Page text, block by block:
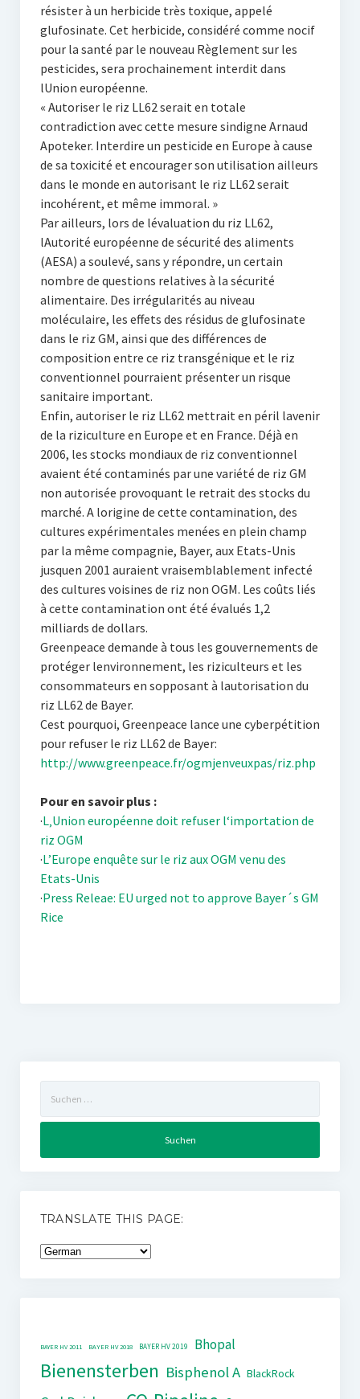
résister à un herbicide très toxique, appelé
glufosinate. Cet herbicide, considéré comme nocif
pour la santé par le nouveau Règlement sur les
pesticides, sera prochainement interdit dans
lUnion européenne.
« Autoriser le riz LL62 serait en totale
contradiction avec cette mesure sindigne Arnaud
Apoteker. Interdire un pesticide en Europe à cause
de sa toxicité et encourager son utilisation ailleurs
dans le monde en autorisant le riz LL62 serait
incohérent, et même immoral. »
Par ailleurs, lors de lévaluation du riz LL62,
lAutorité européenne de sécurité des aliments
(AESA) a soulevé, sans y répondre, un certain
nombre de questions relatives à la sécurité
alimentaire. Des irrégularités au niveau
moléculaire, les effets des résidus de glufosinate
dans le riz GM, ainsi que des différences de
composition entre ce riz transgénique et le riz
conventionnel pourraient présenter un risque
sanitaire important.
Enfin, autoriser le riz LL62 mettrait en péril lavenir
de la riziculture en Europe et en France. Déjà en
2006, les stocks mondiaux de riz conventionnel
avaient été contaminés par une variété de riz GM
non autorisée provoquant le retrait des stocks du
marché. A lorigine de cette contamination, des
cultures expérimentales menées en plein champ
par la même compagnie, Bayer, aux Etats-Unis
jusquen 2001 auraient vraisemblablement infecté
des cultures voisines de riz non OGM. Les coûts liés
à cette contamination ont été évalués 1,2
milliards de dollars.
Greenpeace demande à tous les gouvernements de
protéger lenvironnement, les riziculteurs et les
consommateurs en sopposant à lautorisation du
riz LL62 de Bayer.
Cest pourquoi, Greenpeace lance une cyberpétition
pour refuser le riz LL62 de Bayer:
http://www.greenpeace.fr/ogmjenveuxpas/riz.php
Pour en savoir plus :
·L‚Union européenne doit refuser l‘importation de
riz OGM
·L’Europe enquête sur le riz aux OGM venu des
Etats-Unis
·Press Releae: EU urged not to approve Bayer´s GM
Rice
nach:
TRANSLATE THIS PAGE:
BAYER HV 2011 BAYER HV 2018 BAYER HV 2019 Bhopal
Bienensterben Bisphenol A BlackRock